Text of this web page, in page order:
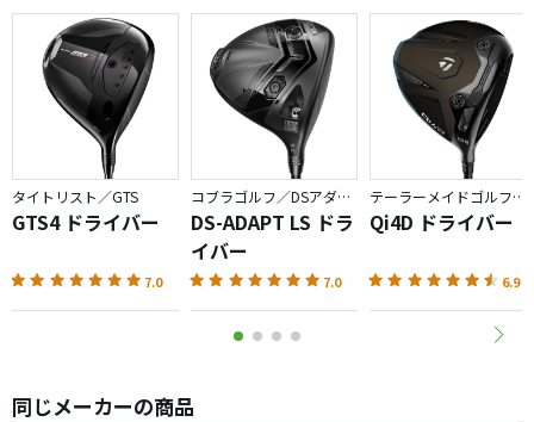
タイトリスト／GTS
GTS4 ドライバー
7.0
コブラゴルフ／DSアダプト
DS-ADAPT LS ドラ
イバー
7.0
テーラーメイドゴルフ／Qi4D
Qi4D ドライバー
6.9
同じメーカーの商品